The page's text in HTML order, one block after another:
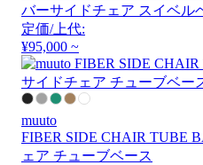
バーサイドチェア スイベル
定価/上代:
¥95,000 ~
muuto
FIBER SIDE CHAIR TUBE
ェア チューブベース